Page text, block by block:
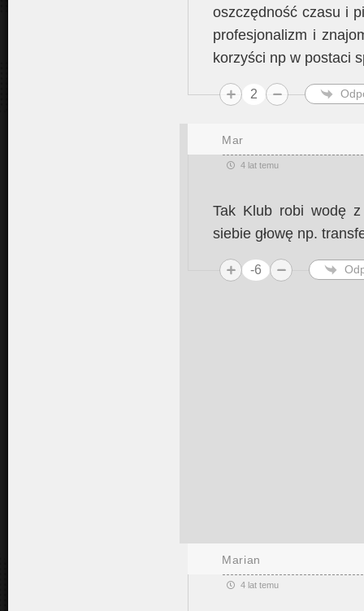
oszczędność czasu i
profesjonalizm i
korzyści np w postaci
2
Mar
4 lat temu
Tak Klub robi wodę
siebie głowę np.
-6
Marian
4 lat temu